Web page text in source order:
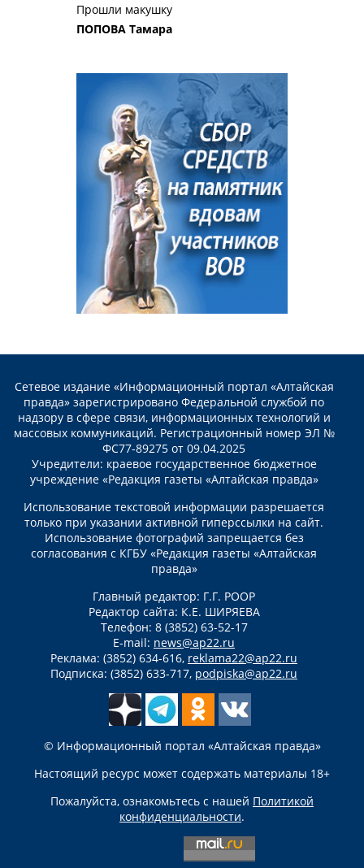
Прошли макушку
ПОПОВА Тамара
Сетевое издание «Информационный портал «Алтайская
правда» зарегистрировано Федеральной службой по
надзору в сфере связи, информационных технологий и
массовых коммуникаций. Регистрационный номер ЭЛ №
ФС77-89275 от 09.04.2025
Учредители: краевое государственное бюджетное
учреждение «Редакция газеты «Алтайская правда»
Использование текстовой информации разрешается
только при указании активной гиперссылки на сайт.
Использование фотографий запрещается без
согласования с КГБУ «Редакция газеты «Алтайская
правда»
Главный редактор: Г.Г. РООР
Редактор сайта: К.Е. ШИРЯЕВА
Телефон: 8 (3852) 63-52-17
E-mail: news@ap22.ru
Реклама: (3852) 634-616, reklama22@ap22.ru
Подписка: (3852) 633-717, podpiska@ap22.ru
© Информационный портал «Алтайская правда»
Настоящий ресурс может содержать материалы 18+
Пожалуйста, ознакомьтесь с нашей Политикой
конфиденциальности.